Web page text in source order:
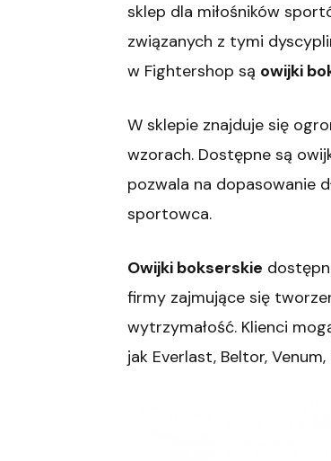
sklep dla miłośników
związanych z tymi
w Fightershop są owijki
W sklepie znajduje się
wzorach. Dostępne są
pozwala na dopasowanie
sportowca.
Owijki bokserskie
firmy zajmujące się
wytrzymałość. Klienci
jak Everlast, Beltor,